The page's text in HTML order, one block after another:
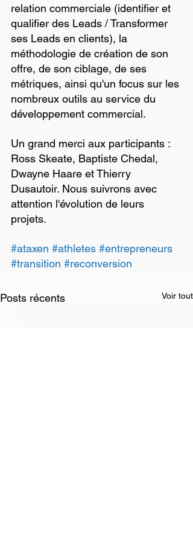
relation commerciale (identifier et
qualifier des Leads / Transformer
ses Leads en clients), la
méthodologie de création de son
offre, de son ciblage, de ses
métriques, ainsi qu'un focus sur les
nombreux outils au service du
développement commercial.
Un grand merci aux participants :
Ross Skeate, Baptiste Chedal,
Dwayne Haare et Thierry
Dusautoir. Nous suivrons avec
attention l'évolution de leurs
projets.
#ataxen #athletes #entrepreneurs
#transition #reconversion
Posts récents Voir tout